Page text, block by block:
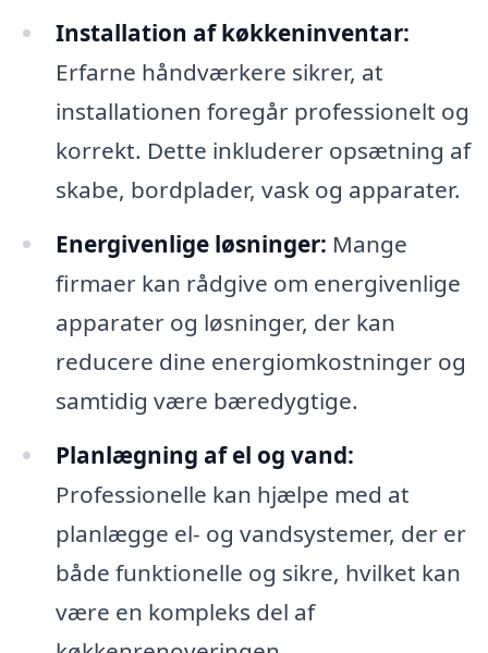
Installation af køkkeninventar:
Erfarne håndværkere sikrer, at
installationen foregår professionelt og
korrekt. Dette inkluderer opsætning af
skabe, bordplader, vask og apparater.
Energivenlige løsninger: Mange
firmaer kan rådgive om energivenlige
apparater og løsninger, der kan
reducere dine energiomkostninger og
samtidig være bæredygtige.
Planlægning af el og vand:
Professionelle kan hjælpe med at
planlægge el- og vandsystemer, der er
både funktionelle og sikre, hvilket kan
være en kompleks del af